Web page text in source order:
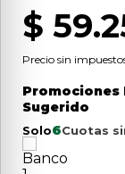
$ 59.
Precio sin
Promociones
Sugerido
Solo6Cuotas